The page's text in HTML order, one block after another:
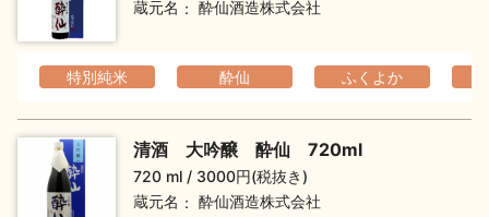
蔵元名 酔仙酒造株式会社
特別純米 酔仙 ふくよか
清酒 大吟醸 酔仙 720ml
720 ml
3000円(税抜き)
蔵元名
酔仙酒造株式会社